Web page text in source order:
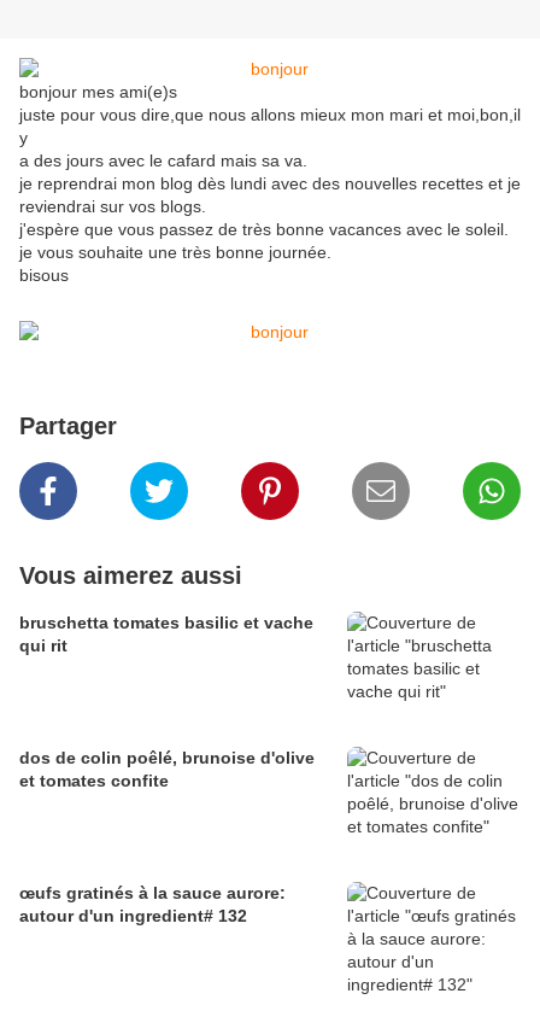
bonjour mes ami(e)s
juste pour vous dire,que nous allons mieux mon mari et moi,bon,il
y
a des jours avec le cafard mais sa va.
je reprendrai mon blog dès lundi avec des nouvelles recettes et je
reviendrai sur vos blogs.
j'espère que vous passez de très bonne vacances avec le soleil.
je vous souhaite une très bonne journée.
bisous
Partager
Vous aimerez aussi
bruschetta tomates basilic et vache
qui rit
dos de colin poêlé, brunoise d'olive
et tomates confite
œufs gratinés à la sauce aurore:
autour d'un ingredient# 132